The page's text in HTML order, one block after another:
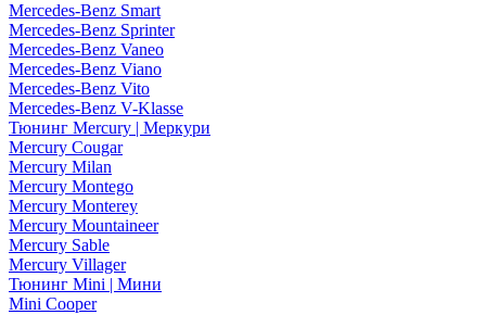
Mercedes-Benz Smart
Mercedes-Benz Sprinter
Mercedes-Benz Vaneo
Mercedes-Benz Viano
Mercedes-Benz Vito
Mercedes-Benz V-Klasse
Тюнинг Mercury | Меркури
Mercury Cougar
Mercury Milan
Mercury Montego
Mercury Monterey
Mercury Mountaineer
Mercury Sable
Mercury Villager
Тюнинг Mini | Мини
Mini Cooper